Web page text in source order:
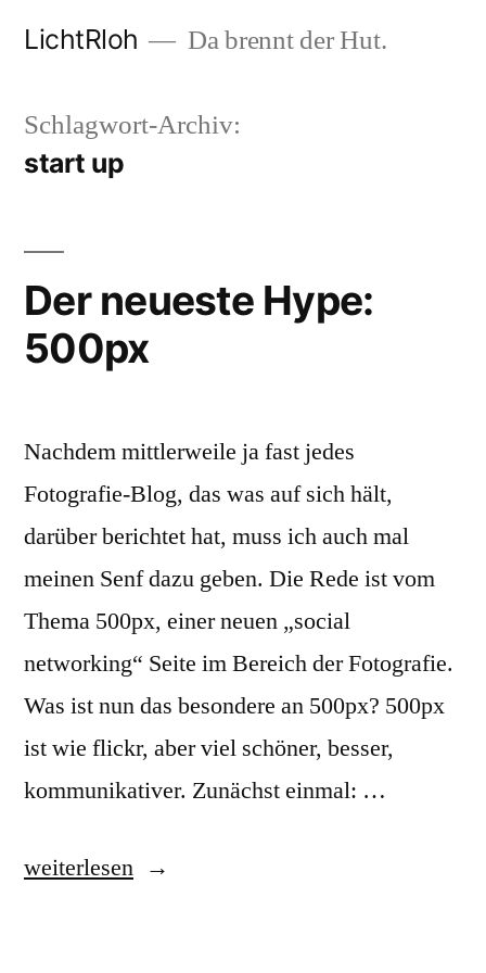
LichtRloh Da brennt der Hut.
Schlagwort-Archiv:
start up
Der neueste Hype:
500px
Nachdem mittlerweile ja fast jedes
Fotografie-Blog, das was auf sich hält,
darüber berichtet hat, muss ich auch mal
meinen Senf dazu geben. Die Rede ist vom
Thema 500px, einer neuen „social
networking“ Seite im Bereich der Fotografie.
Was ist nun das besondere an 500px? 500px
ist wie flickr, aber viel schöner, besser,
kommunikativer. Zunächst einmal: …
„Der
weiterlesen